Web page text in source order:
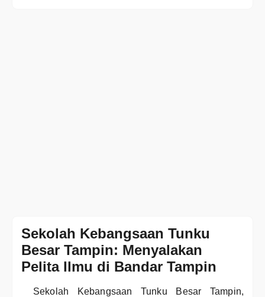
Sekolah Kebangsaan Tunku
Besar Tampin: Menyalakan
Pelita Ilmu di Bandar Tampin
Sekolah Kebangsaan Tunku Besar Tampin,